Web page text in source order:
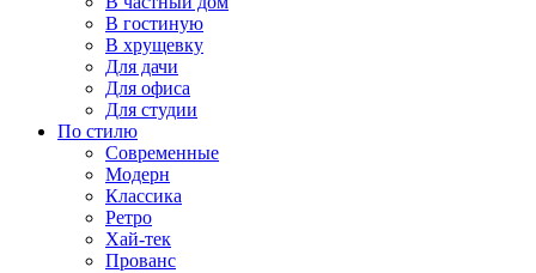
В гостиную
В хрущевку
Для дачи
Для офиса
Для студии
По стилю
Современные
Модерн
Классика
Ретро
Хай-тек
Прованс